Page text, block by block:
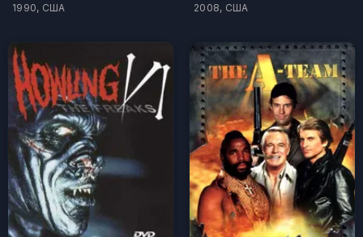
1990, США 2008, США